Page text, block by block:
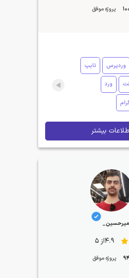
پروژه موفق
وردپرس تایپ
ورد
بیشتر
4.9از 5
پروژه موفق